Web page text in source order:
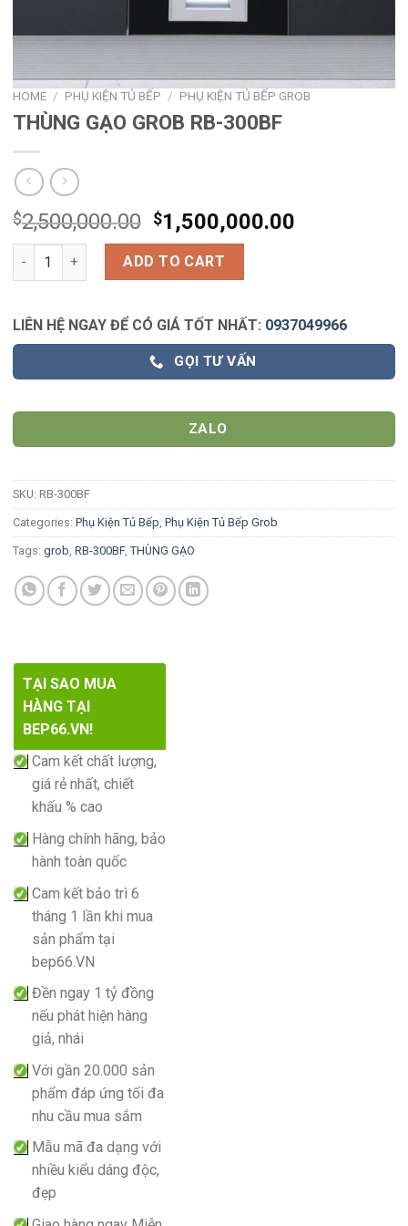
HOME / PHỤ KIỆN TỦ BẾP / PHỤ KIỆN TỦ BẾP GROB
THÙNG GẠO GROB RB-300BF
$2,500,000.00 $1,500,000.00
THÙNG GẠO GROB RB-300BF quantity
ADD TO CART
LIÊN HỆ NGAY ĐỂ CÓ GIÁ TỐT NHẤT: 0937049966
GỌI TƯ VẤN
ZALO
SKU: RB-300BF
Categories: Phụ Kiện Tủ Bếp Phụ Kiện Tủ Bếp Grob
Tags: grob RB-300BF, THÙNG GẠO
TẠI SAO MUA
HÀNG TẠI
BEP66.VN!
Cam kết chất lượng,
giá rẻ nhất, chiết
khấu % cao
Hàng chính hãng, bảo
hành toàn quốc
Cam kết bảo trì 6
tháng 1 lần khi mua
sản phẩm tại
bep66.VN
Đền ngay 1 tỷ đồng
nếu phát hiện hàng
giả, nhái
Với gần 20.000 sản
phẩm đáp ứng tối đa
nhu cầu mua sắm
Mẫu mã đa dạng với
nhiều kiểu dáng độc,
đẹp